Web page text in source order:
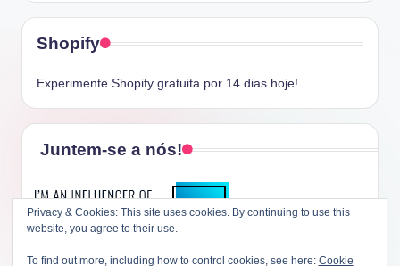
Shopify
Experimente Shopify gratuita por 14 dias hoje!
Juntem-se a nós!
Privacy & Cookies: This site uses cookies. By continuing to use this
website, you agree to their use.
To find out more, including how to control cookies, see here: Cookie